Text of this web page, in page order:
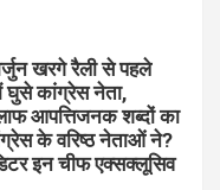
खरगे रैली से पहले
घुसे कांग्रेस नेता,
आपत्तिजनक शब्दों का
के वरिष्ठ नेताओं ने?
इन चीफ एक्सक्लूसिव